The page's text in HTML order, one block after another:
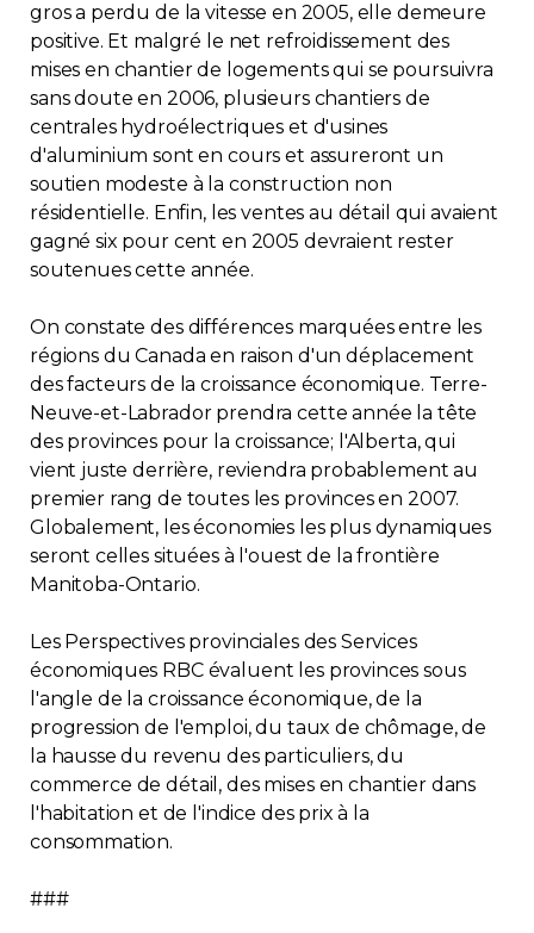
gros a perdu de la vitesse en 2005, elle demeure
positive. Et malgré le net refroidissement des
mises en chantier de logements qui se poursuivra
sans doute en 2006, plusieurs chantiers de
centrales hydroélectriques et d'usines
d'aluminium sont en cours et assureront un
soutien modeste à la construction non
résidentielle. Enfin, les ventes au détail qui avaient
gagné six pour cent en 2005 devraient rester
soutenues cette année.
On constate des différences marquées entre les
régions du Canada en raison d'un déplacement
des facteurs de la croissance économique. Terre-
Neuve-et-Labrador prendra cette année la tête
des provinces pour la croissance; l'Alberta, qui
vient juste derrière, reviendra probablement au
premier rang de toutes les provinces en 2007.
Globalement, les économies les plus dynamiques
seront celles situées à l'ouest de la frontière
Manitoba-Ontario.
Les Perspectives provinciales des Services
économiques RBC évaluent les provinces sous
l'angle de la croissance économique, de la
progression de l'emploi, du taux de chômage, de
la hausse du revenu des particuliers, du
commerce de détail, des mises en chantier dans
l'habitation et de l'indice des prix à la
consommation.
###